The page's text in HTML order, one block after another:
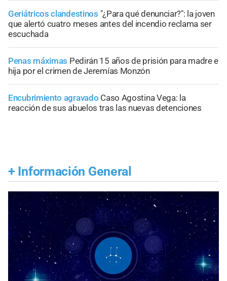
Geriátricos clandestinos "¿Para qué denunciar?": la joven
que alertó cuatro meses antes del incendio reclama ser
escuchada
Penas máximas Pedirán 15 años de prisión para madre e
hija por el crimen de Jeremías Monzón
Encubrimiento agravado Caso Agostina Vega: la
reacción de sus abuelos tras las nuevas detenciones
+ Información General